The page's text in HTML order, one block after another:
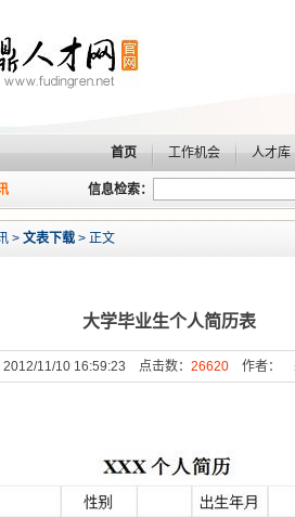
首页 工作机会 人才库
信息检索：
> 文表下载 > 正文
大学毕业生个人简历表
2012/11/10 16:59:23 点击数：26620 作者：